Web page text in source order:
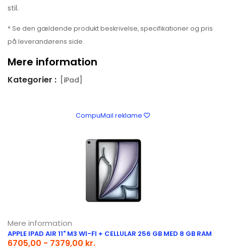
stil.
* Se den gældende produkt beskrivelse, specifikationer og pris
på leverandørens side.
Mere information
Kategorier : [iPad]
CompuMail reklame
Mere information
APPLE IPAD AIR 11" M3 WI-FI + CELLULAR 256 GB MED 8 GB RAM
6705,00 - 7379,00 kr.